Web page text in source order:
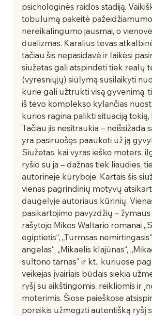
psichologinės raidos stadiją.
tobulumą pakeitė
nereikalingumo jausmai, o
dualizmas. Karalius tėvas
tačiau šis nepasidavė ir laikėsi
siužetas gali atspindėti tiek realų
(vyresniųjų) siūlymą susilaikyti
kurie gali užtrukti visą gyvenimą,
iš tėvo komplekso kylančias
kurios ragina palikti situaciją tokią,
Tačiau jis nesitraukia – neišsižada
yra pasiruošęs paaukoti už ją
Siužetas, kai vyras ieško moters,
ryšio su ja – dažnas tiek liaudies,
autorinėje kūryboje. Kartais šis
vienas pagrindinių motyvų
daugelyje autoriaus kūrinių.
pasikartojimo pavyzdžių –
rašytojo Mikos Waltario romanai
egiptietis“, „Turmsas
angelas“, „Mikaelis klajūnas“,
sultono tarnas“ ir kt., kuriuose
veikėjas įvairiais būdais siekia
ryšį su aikštingomis, reikliomis ir
moterimis. Šiose paieškose
poreikis užmegzti autentišką ryšį